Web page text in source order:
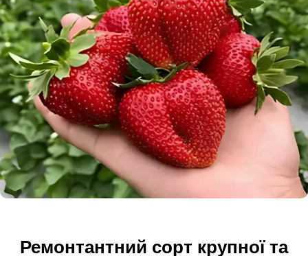
Ремонтантний сорт крупної та